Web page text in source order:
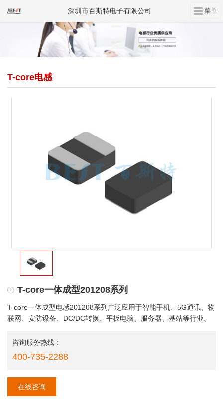
T-core电感
T-core一体成型201208系列
T-core一体成型电感201208系列广泛应用于智能手机、5G通讯、物
联网、安防设备、DC/DC转换、平板电脑、服务器、基站等行业。
咨询服务热线：
400-735-2288
在线咨询
深圳市百斯特电子有限公司